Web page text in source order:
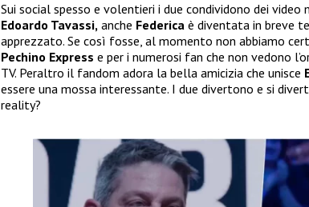
Sui social spesso e volentieri i due condividono dei
Edoardo Tavassi, anche Federica è diventata in breve
apprezzato. Se così fosse, al momento non abbiamo
Pechino Express e per i numerosi fan che non vedono
TV. Peraltro il fandom adora la bella amicizia che unisce
essere una mossa interessante. I due divertono e si
reality?